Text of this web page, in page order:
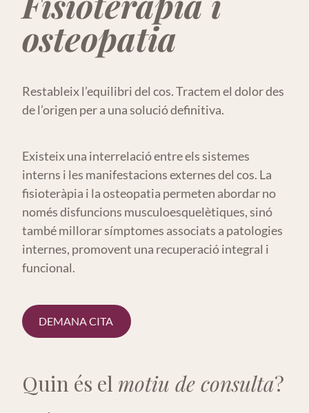
osteopatia
Restableix l’equilibri del cos. Tractem el dolor des
de l’origen per a una solució definitiva.
Existeix una interrelació entre els sistemes
interns i les manifestacions externes del cos. La
fisioteràpia i la osteopatia permeten abordar no
només disfuncions musculoesquelètiques, sinó
també millorar símptomes associats a patologies
internes, promovent una recuperació integral i
funcional.
DEMANA CITA
Quin és el motiu de consulta?